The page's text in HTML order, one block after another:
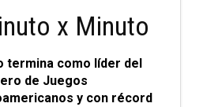
x Minuto
termina como líder del
de Juegos
y con récord